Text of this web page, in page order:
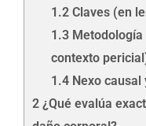
1.2 Claves (en
1.3
contexto
1.4 Nexo
2 ¿Qué evalúa